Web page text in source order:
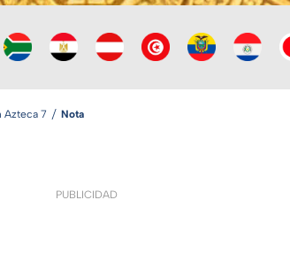
Azteca 7 Nota
PUBLICIDAD